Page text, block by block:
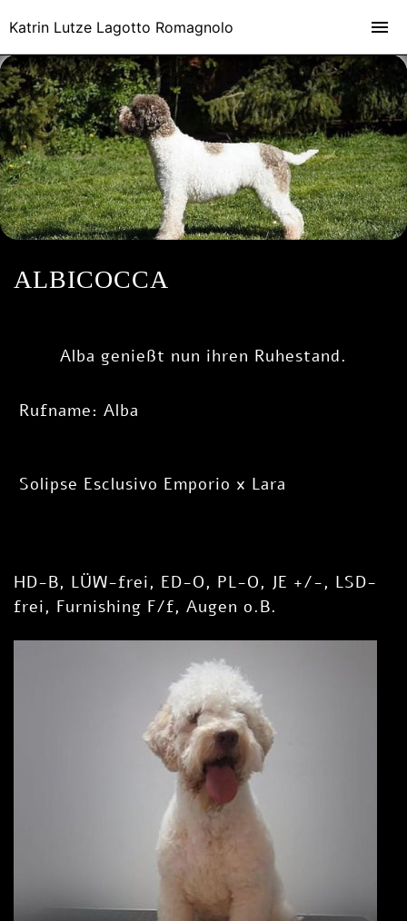
ALBICOCCA
Alba genießt nun ihren Ruhestand.
Rufname: Alba
Solipse Esclusivo Emporio x Lara
HD-B, LÜW-frei, ED-O, PL-O, JE +/-, LSD-
frei, Furnishing F/f, Augen o.B.
Katrin Lutze Lagotto Romagnolo